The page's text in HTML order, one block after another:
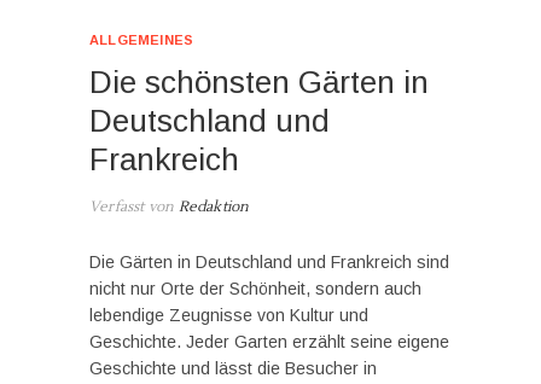
ALLGEMEINES
Die schönsten Gärten in
Deutschland und
Frankreich
Verfasst von Redaktion
Die Gärten in Deutschland und Frankreich sind
nicht nur Orte der Schönheit, sondern auch
lebendige Zeugnisse von Kultur und
Geschichte. Jeder Garten erzählt seine eigene
Geschichte und lässt die Besucher in